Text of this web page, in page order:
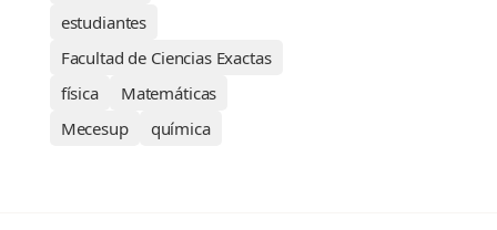
estudiantes
Facultad de Ciencias Exactas
física
Matemáticas
Mecesup
química